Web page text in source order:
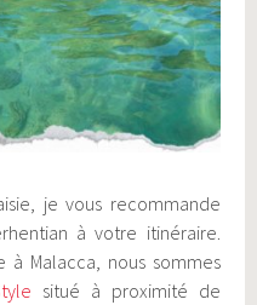
je vous recommande
à votre itinéraire.
à Malacca, nous sommes
situé à proximité de